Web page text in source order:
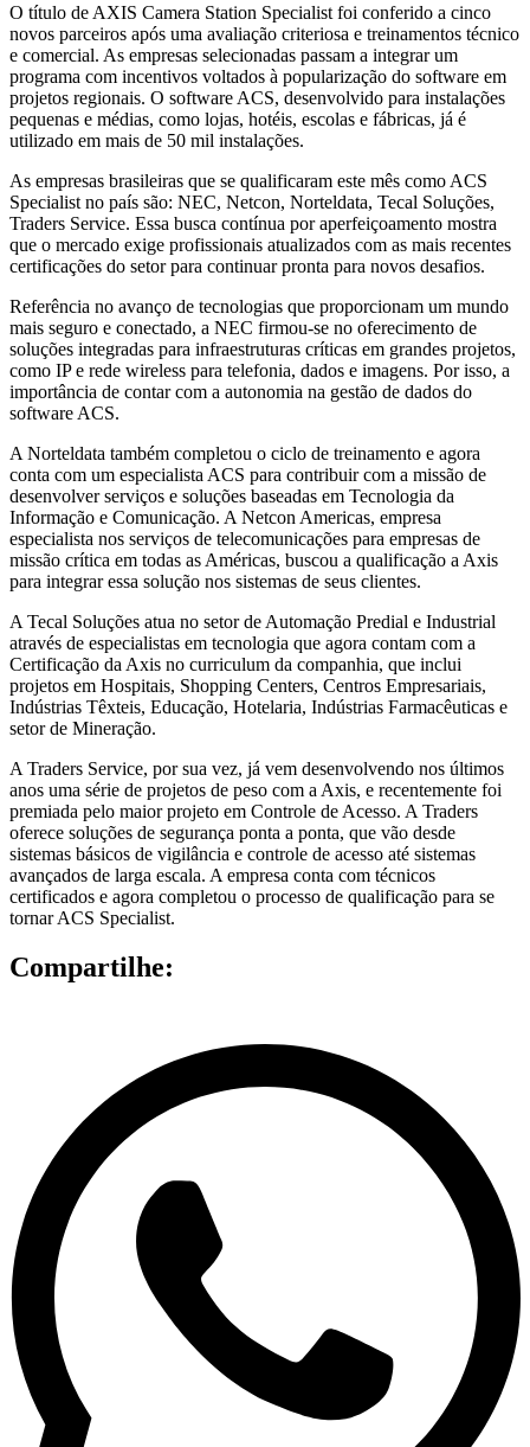
O título de AXIS Camera Station Specialist foi conferido a cinco
novos parceiros após uma avaliação criteriosa e treinamentos técnico
e comercial. As empresas selecionadas passam a integrar um
programa com incentivos voltados à popularização do software em
projetos regionais. O software ACS, desenvolvido para instalações
pequenas e médias, como lojas, hotéis, escolas e fábricas, já é
utilizado em mais de 50 mil instalações.
As empresas brasileiras que se qualificaram este mês como ACS
Specialist no país são: NEC, Netcon, Norteldata, Tecal Soluções,
Traders Service. Essa busca contínua por aperfeiçoamento mostra
que o mercado exige profissionais atualizados com as mais recentes
certificações do setor para continuar pronta para novos desafios.
Referência no avanço de tecnologias que proporcionam um mundo
mais seguro e conectado, a NEC firmou-se no oferecimento de
soluções integradas para infraestruturas críticas em grandes projetos,
como IP e rede wireless para telefonia, dados e imagens. Por isso, a
importância de contar com a autonomia na gestão de dados do
software ACS.
A Norteldata também completou o ciclo de treinamento e agora
conta com um especialista ACS para contribuir com a missão de
desenvolver serviços e soluções baseadas em Tecnologia da
Informação e Comunicação. A Netcon Americas, empresa
especialista nos serviços de telecomunicações para empresas de
missão crítica em todas as Américas, buscou a qualificação a Axis
para integrar essa solução nos sistemas de seus clientes.
A Tecal Soluções atua no setor de Automação Predial e Industrial
através de especialistas em tecnologia que agora contam com a
Certificação da Axis no curriculum da companhia, que inclui
projetos em Hospitais, Shopping Centers, Centros Empresariais,
Indústrias Têxteis, Educação, Hotelaria, Indústrias Farmacêuticas e
setor de Mineração.
A Traders Service, por sua vez, já vem desenvolvendo nos últimos
anos uma série de projetos de peso com a Axis, e recentemente foi
premiada pelo maior projeto em Controle de Acesso. A Traders
oferece soluções de segurança ponta a ponta, que vão desde
sistemas básicos de vigilância e controle de acesso até sistemas
avançados de larga escala. A empresa conta com técnicos
certificados e agora completou o processo de qualificação para se
tornar ACS Specialist.
Compartilhe: